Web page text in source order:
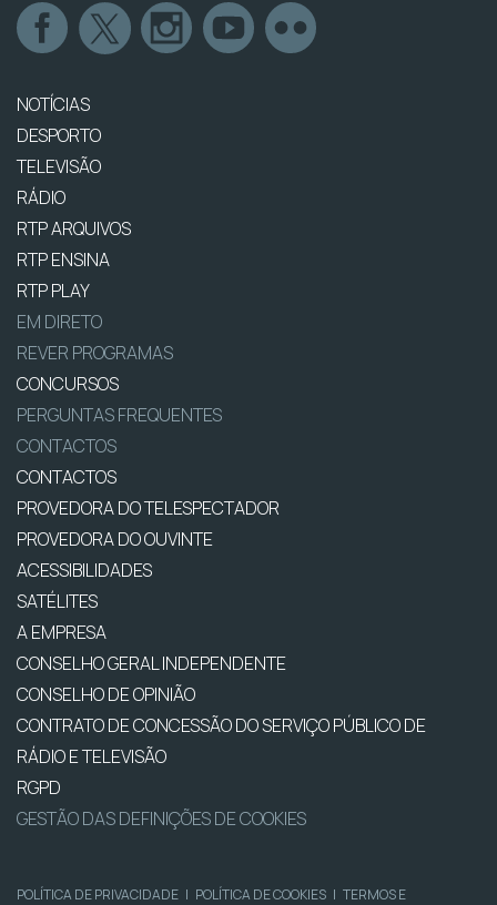
NOTÍCIAS
DESPORTO
TELEVISÃO
RÁDIO
RTP ARQUIVOS
RTP ENSINA
RTP PLAY
EM DIRETO
REVER PROGRAMAS
CONCURSOS
PERGUNTAS FREQUENTES
CONTACTOS
CONTACTOS
PROVEDORA DO TELESPECTADOR
PROVEDORA DO OUVINTE
ACESSIBILIDADES
SATÉLITES
A EMPRESA
CONSELHO GERAL INDEPENDENTE
CONSELHO DE OPINIÃO
CONTRATO DE CONCESSÃO DO SERVIÇO PÚBLICO DE
RÁDIO E TELEVISÃO
RGPD
GESTÃO DAS DEFINIÇÕES DE COOKIES
POLÍTICA DE PRIVACIDADE | POLÍTICA DE COOKIES | TERMOS E